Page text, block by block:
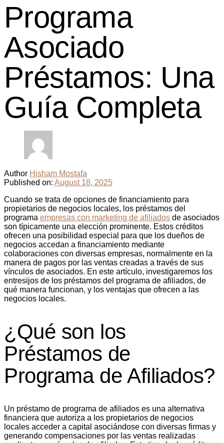
Programa
Asociado
Préstamos: Una
Guía Completa
Author Hisham Mostafa
Published on: August 18, 2025
Cuando se trata de opciones de financiamiento para
propietarios de negocios locales, los préstamos del
programa empresas con marketing de afiliados de asociados
son típicamente una elección prominente. Estos créditos
ofrecen una posibilidad especial para que los dueños de
negocios accedan a financiamiento mediante
colaboraciones con diversas empresas, normalmente en la
manera de pagos por las ventas creadas a través de sus
vínculos de asociados. En este artículo, investigaremos los
entresijos de los préstamos del programa de afiliados, de
qué manera funcionan, y los ventajas que ofrecen a las
negocios locales.
¿Qué son los
Préstamos de
Programa de Afiliados?
Un préstamo de programa de afiliados es una alternativa
financiera que autoriza a los propietarios de negocios
locales acceder a capital asociándose con diversas firmas y
generando compensaciones por las ventas realizadas